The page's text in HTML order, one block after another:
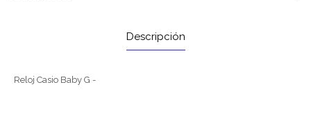
Descripción
Reloj Casio Baby G -